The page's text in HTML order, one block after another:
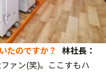
たのですか？ 林社長：
ァン(笑)。ここすもハ